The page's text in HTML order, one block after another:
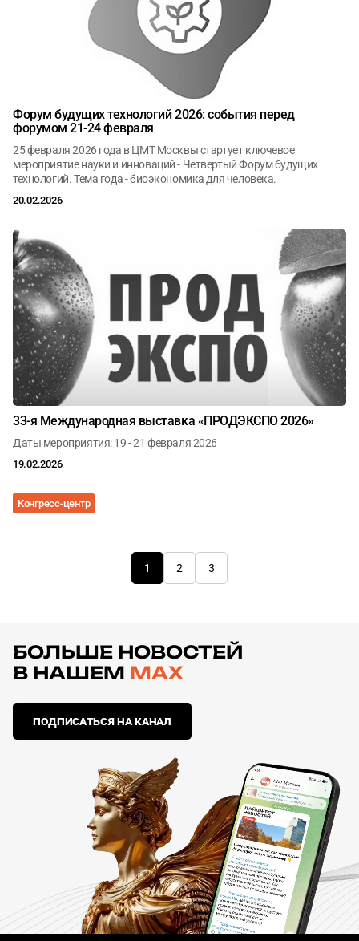
Форум будущих технологий 2026: события перед
форумом 21-24 февраля
25 февраля 2026 года в ЦМТ Москвы стартует ключевое
мероприятие науки и инноваций - Четвертый Форум будущих
технологий. Тема года - биоэкономика для человека.
20.02.2026
33-я Международная выставка «ПРОДЭКСПО 2026»
Даты мероприятия: 19 - 21 февраля 2026
19.02.2026
Конгресс-центр
1 2 3
БОЛЬШЕ НОВОСТЕЙ
В НАШЕМ MAX
ПОДПИСАТЬСЯ НА КАНАЛ